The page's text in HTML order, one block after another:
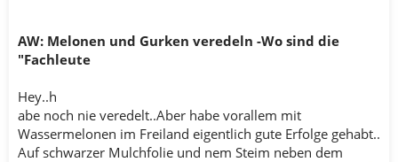
AW: Melonen und Gurken veredeln -Wo sind die
"Fachleute
Hey..h
abe noch nie veredelt..Aber habe vorallem mit
Wassermelonen im Freiland eigentlich gute Erfolge gehabt..
Auf schwarzer Mulchfolie und nem Steim neben dem